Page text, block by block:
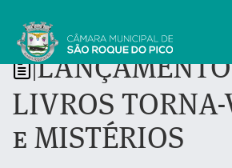
LIVROS
e MISTÉRIOS